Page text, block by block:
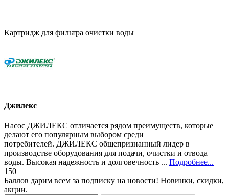
Картридж для фильтра очистки воды
Джилекс
Насос ДЖИЛЕКС отличается рядом преимуществ, которые
делают его популярным выбором среди
потребителей. ДЖИЛЕКС общепризнанный лидер в
производстве оборудования для подачи, очистки и отвода
воды. Высокая надежность и долговечность ... Подробнее...
150
Баллов дарим всем за подписку на новости! Новинки, скидки,
акции.